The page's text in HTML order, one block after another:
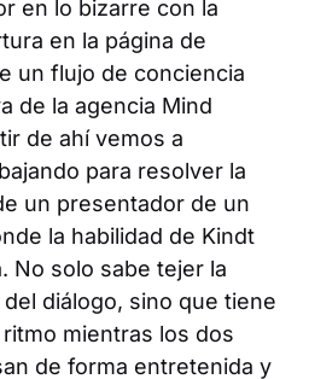
en lo bizarre con la
en la página de
un flujo de conciencia
de la agencia Mind
de ahí vemos a
para resolver la
un presentador de un
la habilidad de Kindt
No solo sabe tejer la
diálogo, sino que tiene
mientras los dos
de forma entretenida y